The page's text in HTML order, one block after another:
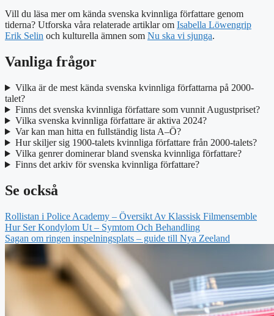
Vill du läsa mer om kända svenska kvinnliga författare genom
tiderna? Utforska våra relaterade artiklar om Isabella Löwengrip
Erik Selin och kulturella ämnen som Nu ska vi sjunga.
Vanliga frågor
Vilka är de mest kända svenska kvinnliga författarna på 2000-
talet?
Finns det svenska kvinnliga författare som vunnit Augustpriset?
Vilka svenska kvinnliga författare är aktiva 2024?
Var kan man hitta en fullständig lista A–Ö?
Hur skiljer sig 1900-talets kvinnliga författare från 2000-talets?
Vilka genrer dominerar bland svenska kvinnliga författare?
Finns det arkiv för svenska kvinnliga författare?
Se också
Rollistan i Police Academy – Översikt Av Klassisk Filmensemble
Hur Ser Kondylom Ut – Symtom Och Behandling
Sagan om ringen inspelningsplats – guide till Nya Zeeland